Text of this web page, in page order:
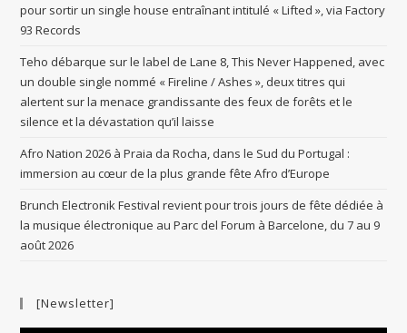
pour sortir un single house entraînant intitulé « Lifted », via Factory
93 Records
Teho débarque sur le label de Lane 8, This Never Happened, avec
un double single nommé « Fireline / Ashes », deux titres qui
alertent sur la menace grandissante des feux de forêts et le
silence et la dévastation qu’il laisse
Afro Nation 2026 à Praia da Rocha, dans le Sud du Portugal :
immersion au cœur de la plus grande fête Afro d’Europe
Brunch Electronik Festival revient pour trois jours de fête dédiée à
la musique électronique au Parc del Forum à Barcelone, du 7 au 9
août 2026
[Newsletter]